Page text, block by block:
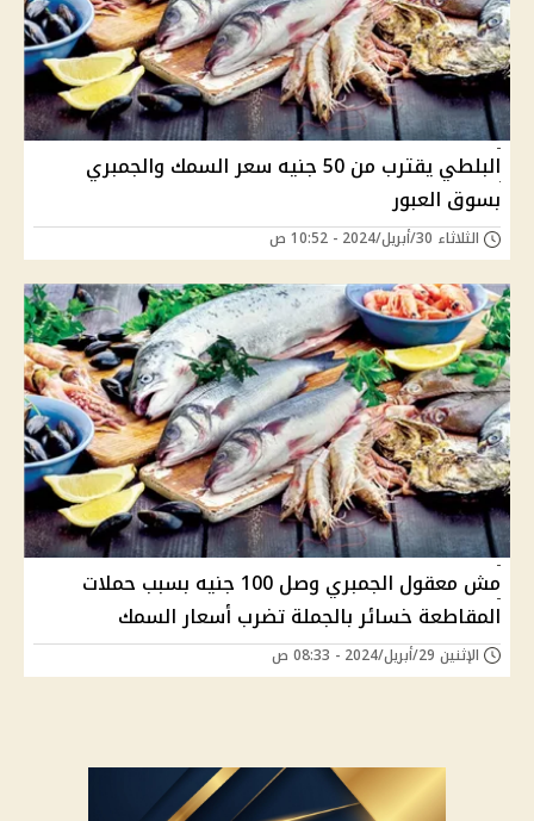
البلطي يقترب من 50 جنيه سعر السمك والجمبري
بسوق العبور
الثلاثاء 30/أبريل/2024 - 10:52 ص
مش معقول الجمبري وصل 100 جنيه بسبب حملات
المقاطعة خسائر بالجملة تضرب أسعار السمك
الإثنين 29/أبريل/2024 - 08:33 ص